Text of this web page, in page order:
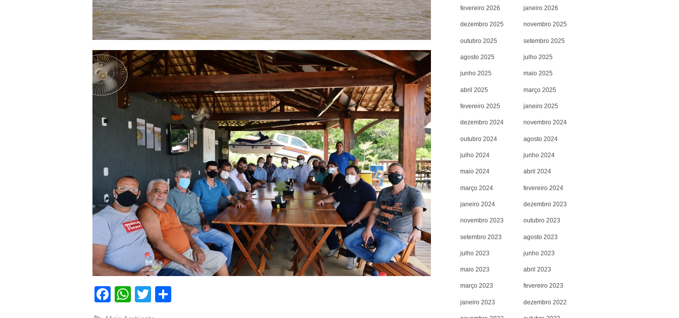
Facebook
WhatsApp
Twitter
fevereiro 2026 janeiro 2026
dezembro 2025 novembro 2025
outubro 2025 setembro 2025
agosto 2025 julho 2025
junho 2025 maio 2025
abril 2025 março 2025
fevereiro 2025 janeiro 2025
dezembro 2024 novembro 2024
outubro 2024 agosto 2024
julho 2024 junho 2024
maio 2024 abril 2024
março 2024 fevereiro 2024
janeiro 2024 dezembro 2023
novembro 2023 outubro 2023
setembro 2023 agosto 2023
julho 2023 junho 2023
maio 2023 abril 2023
março 2023 fevereiro 2023
janeiro 2023 dezembro 2022